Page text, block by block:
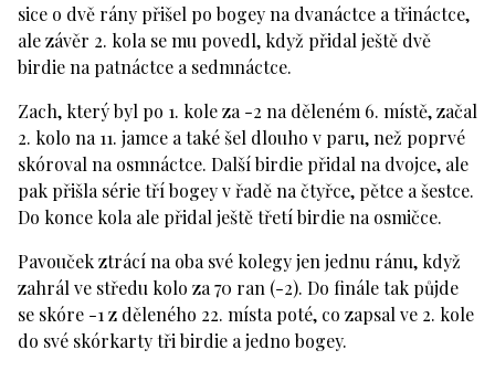
sice o dvě rány přišel po bogey na dvanáctce a třináctce,
ale závěr 2. kola se mu povedl, když přidal ještě dvě
birdie na patnáctce a sedmnáctce.
Zach, který byl po 1. kole za -2 na děleném 6. místě, začal
2. kolo na 11. jamce a také šel dlouho v paru, než poprvé
skóroval na osmnáctce. Další birdie přidal na dvojce, ale
pak přišla série tří bogey v řadě na čtyřce, pětce a šestce.
Do konce kola ale přidal ještě třetí birdie na osmičce.
Pavouček ztrácí na oba své kolegy jen jednu ránu, když
zahrál ve středu kolo za 70 ran (-2). Do finále tak půjde
se skóre -1 z děleného 22. místa poté, co zapsal ve 2. kole
do své skórkarty tři birdie a jedno bogey.